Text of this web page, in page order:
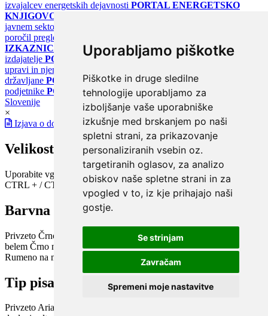
Uporabljamo piškotke
Piškotke in druge sledilne
tehnologije uporabljamo za
izboljšanje vaše uporabniške
izkušnje med brskanjem po naši
spletni strani, za prikazovanje
personaliziranih vsebin oz.
targetiranih oglasov, za analizo
obiskov naše spletne strani in za
vpogled v to, iz kje prihajajo naši
gostje.
Se strinjam
Zavračam
Spremeni moje nastavitve
izvajalcev energetskih dejavnosti PORTAL ENERGETSKO
KNJIGOVODSTVO
javnem sektorju
poročil pregledov klimatskih sistemov
IZKAZNICE
Register energetskih izkaznic - za izdelovalce in
izdajatelje PORTAL GOV.SI Osrednje spletno mesto o državni
upravi in njenih storitvah
državljane PORTAL SPOT Državni portal za podjetja in
podjetnike PORTAL OPSI Državni portal odprtih podatkov
Slovenije
×
Izjava o dostopnosti
Velikost pisave
Uporabite vgrajeno funkcijo brskalnika
CTRL + / CTRL -
Barvna shema
Privzeto Črno na belem Belo na črnem Črno na bež
belem Črno na zelenem Črno na rumenem Modro na rumenem
Rumeno na modrem
Turkizno na črnem Črno na vijoličnem
Tip pisave
PrivzetoArial